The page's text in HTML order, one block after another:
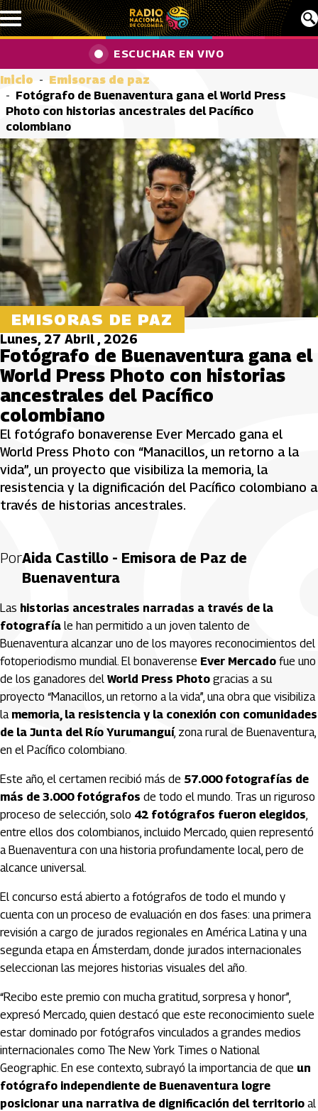
Pasar al contenido principal
ESCUCHAR EN VIVO
Inicio
Emisoras de paz
Fotógrafo de Buenaventura gana el World Press
Photo con historias ancestrales del Pacífico
colombiano
EMISORAS DE PAZ
Lunes, 27 Abril , 2026
Fotógrafo de Buenaventura gana el
World Press Photo con historias
ancestrales del Pacífico
colombiano
El fotógrafo bonaverense Ever Mercado gana el
World Press Photo con “Manacillos, un retorno a la
vida”, un proyecto que visibiliza la memoria, la
resistencia y la dignificación del Pacífico colombiano a
través de historias ancestrales.
PorAida Castillo - Emisora de Paz de
Buenaventura
Las historias ancestrales narradas a través de la
fotografía le han permitido a un joven talento de
Buenaventura alcanzar uno de los mayores reconocimientos del
fotoperiodismo mundial. El bonaverense Ever Mercado fue uno
de los ganadores del World Press Photo gracias a su
proyecto “Manacillos, un retorno a la vida”, una obra que visibiliza
la memoria, la resistencia y la conexión con comunidades
de la Junta del Río Yurumanguí, zona rural de Buenaventura,
en el Pacífico colombiano.
Este año, el certamen recibió más de 57.000 fotografías de
más de 3.000 fotógrafos de todo el mundo. Tras un riguroso
proceso de selección, solo 42 fotógrafos fueron elegidos,
entre ellos dos colombianos, incluido Mercado, quien representó
a Buenaventura con una historia profundamente local, pero de
alcance universal.
El concurso está abierto a fotógrafos de todo el mundo y
cuenta con un proceso de evaluación en dos fases: una primera
revisión a cargo de jurados regionales en América Latina y una
segunda etapa en Ámsterdam, donde jurados internacionales
seleccionan las mejores historias visuales del año.
“Recibo este premio con mucha gratitud, sorpresa y honor”,
expresó Mercado, quien destacó que este reconocimiento suele
estar dominado por fotógrafos vinculados a grandes medios
internacionales como The New York Times o National
Geographic. En ese contexto, subrayó la importancia de que un
fotógrafo independiente de Buenaventura logre
posicionar una narrativa de dignificación del territorio al